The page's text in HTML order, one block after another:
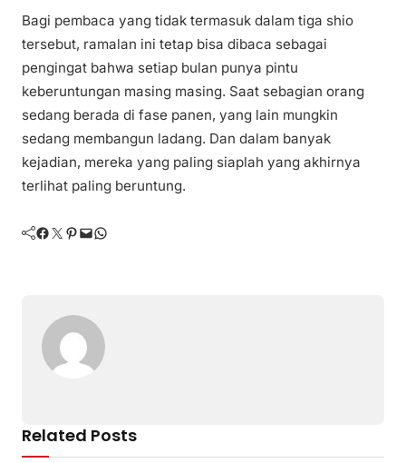
Bagi pembaca yang tidak termasuk dalam tiga shio
tersebut, ramalan ini tetap bisa dibaca sebagai
pengingat bahwa setiap bulan punya pintu
keberuntungan masing masing. Saat sebagian orang
sedang berada di fase panen, yang lain mungkin
sedang membangun ladang. Dan dalam banyak
kejadian, mereka yang paling siaplah yang akhirnya
terlihat paling beruntung.
Facebook Twitter Pinterest Mail WhatsApp
Related Posts